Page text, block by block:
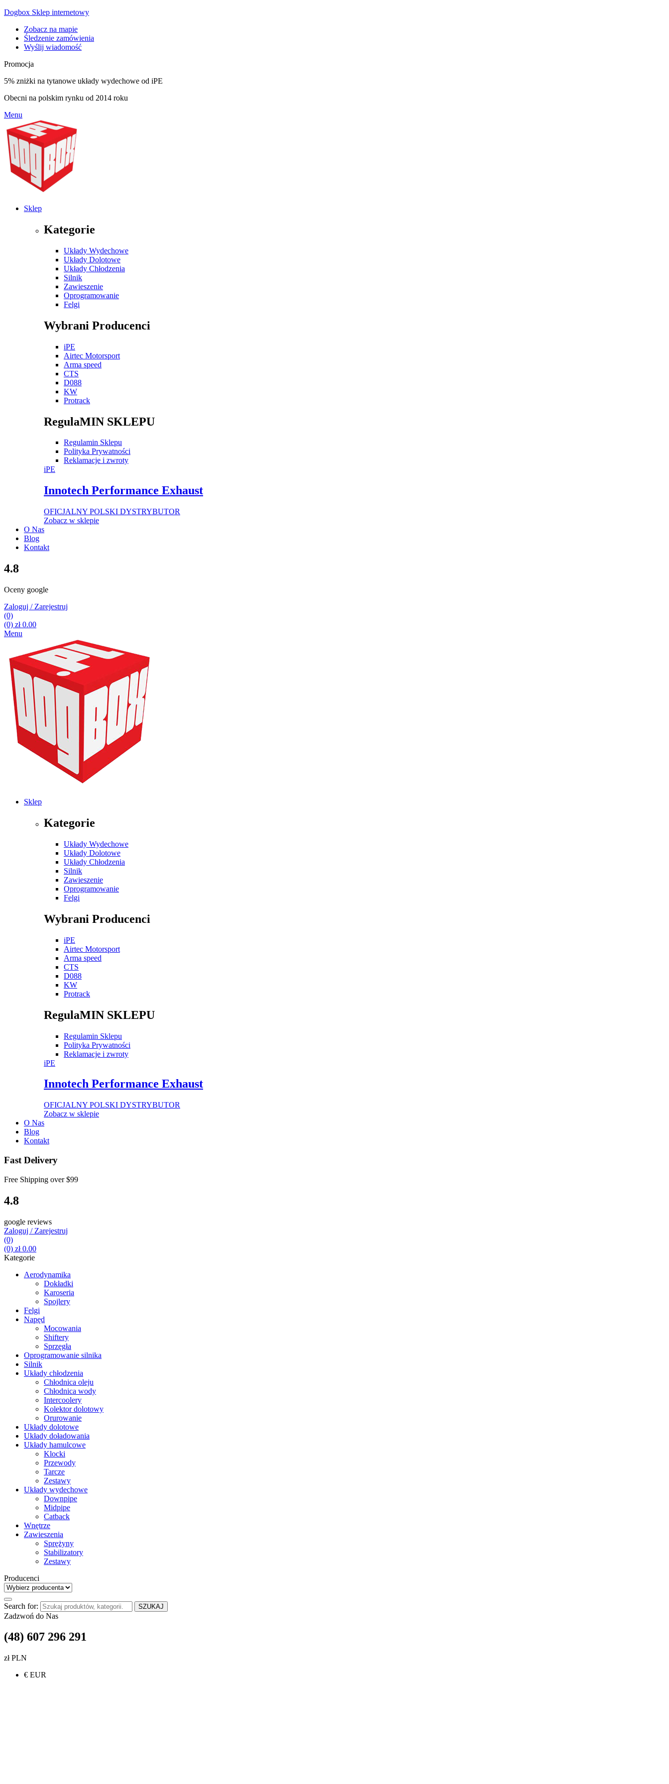
Dogbox Sklep internetowy
Zobacz na mapie
Śledzenie zamówienia
Wyślij wiadomość
Promocja
5% zniżki na tytanowe układy wydechowe od iPE
Obecni na polskim rynku od 2014 roku
Menu
Sklep
Kategorie
Układy Wydechowe
Układy Dolotowe
Układy Chłodzenia
Silnik
Zawieszenie
Oprogramowanie
Felgi
Wybrani Producenci
iPE
Airtec Motorsport
Arma speed
CTS
D088
KW
Protrack
RegulaMIN SKLEPU
Regulamin Sklepu
Polityka Prywatności
Reklamacje i zwroty
iPE
Innotech Performance Exhaust
OFICJALNY POLSKI DYSTRYBUTOR
Zobacz w sklepie
O Nas
Blog
Kontakt
4.8
Oceny google
Zaloguj / Zarejestruj
(0)
(0) zł0.00
Menu
Sklep
Kategorie
Układy Wydechowe
Układy Dolotowe
Układy Chłodzenia
Silnik
Zawieszenie
Oprogramowanie
Felgi
Wybrani Producenci
iPE
Airtec Motorsport
Arma speed
CTS
D088
KW
Protrack
RegulaMIN SKLEPU
Regulamin Sklepu
Polityka Prywatności
Reklamacje i zwroty
iPE
Innotech Performance Exhaust
OFICJALNY POLSKI DYSTRYBUTOR
Zobacz w sklepie
O Nas
Blog
Kontakt
Fast Delivery
Free Shipping over$99
4.8
google reviews
Zaloguj / Zarejestruj
(0)
(0) zł0.00
Kategorie
Aerodynamika
Dokładki
Karoseria
Spojlery
Felgi
Napęd
Mocowania
Shiftery
Sprzęgła
Oprogramowanie silnika
Silnik
Układy chłodzenia
Chłodnica oleju
Chłodnica wody
Intercoolery
Kolektor dolotowy
Orurowanie
Układy dolotowe
Układy doładowania
Układy hamulcowe
Klocki
Przewody
Tarcze
Zestawy
Układy wydechowe
Downpipe
Midpipe
Catback
Wnętrze
Zawieszenia
Sprężyny
Stabilizatory
Zestawy
Producenci
Search for: SZUKAJ
Zadzwoń do Nas
(48) 607 296 291
zł PLN
€ EUR